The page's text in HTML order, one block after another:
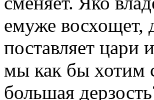
емуже восхощет,
поставляет цари
мы как бы хотим
большая